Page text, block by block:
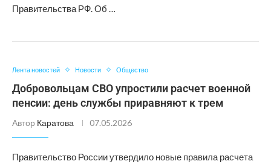
Правительства РФ. Об …
Лента новостей Новости Общество
Добровольцам СВО упростили расчет военной
пенсии: день службы приравняют к трем
Автор Каратова 07.05.2026
Правительство России утвердило новые правила расчета